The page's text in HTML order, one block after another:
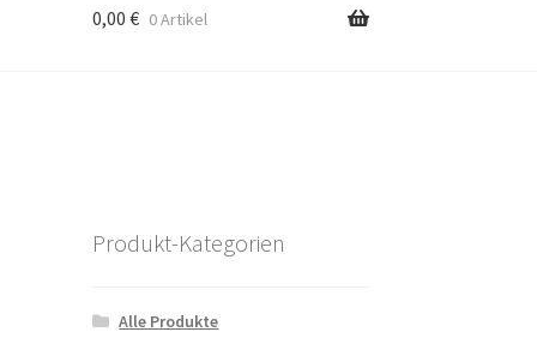
0,00 € 0 Artikel
Produkt-Kategorien
Alle Produkte